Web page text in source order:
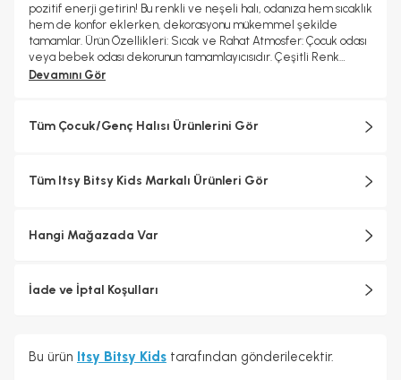
pozitif enerji getirin! Bu renkli ve neşeli halı, odanıza hem sıcaklık
hem de konfor eklerken, dekorasyonu mükemmel şekilde
tamamlar. Ürün Özellikleri: Sıcak ve Rahat Atmosfer: Çocuk odası
veya bebek odası dekorunun tamamlayıcısıdır. Çeşitli Renk
Seçenekleri: İç mekan tarzınıza uyum sağlamak için farklı renk
pratik hem de dayanıklı, çocukların günlük kullanımına uygun.
Itsybitys Kids Mobilya Koleksiyonu: El yapımı ve modüler
Devamını Gör
Tüm Çocuk/Genç Halısı Ürünlerini Gör
Tüm Itsy Bitsy Kids Markalı Ürünleri Gör
Hangi Mağazada Var
İade ve İptal Koşulları
Bu ürün Itsy Bitsy Kids tarafından gönderilecektir.